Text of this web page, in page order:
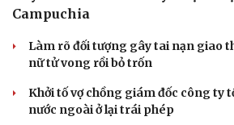
treo, thay thế hình phạt tù
Bộ Công an đẩy mạnh việc tự động
thông tin cư trú
TIN NÓNG